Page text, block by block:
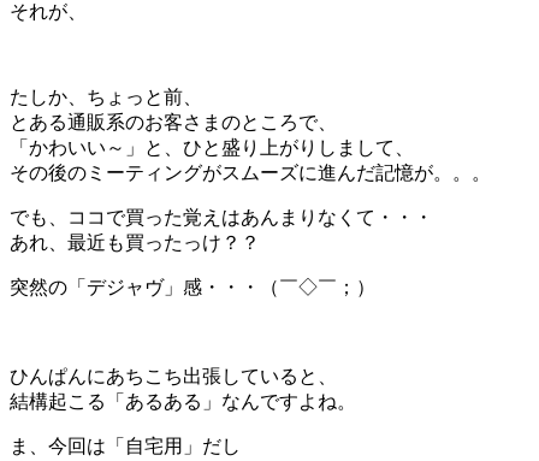
それが、
たしか、ちょっと前、
とある通販系のお客さまのところで、
「かわいい～」と、ひと盛り上がりしまして、
その後のミーティングがスムーズに進んだ記憶が。。。
でも、ココで買った覚えはあんまりなくて・・・
あれ、最近も買ったっけ？？
突然の「デジャヴ」感・・・（￣◇￣；）
ひんぱんにあちこち出張していると、
結構起こる「あるある」なんですよね。
ま、今回は「自宅用」だし